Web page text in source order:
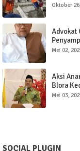
Oktober
Advokat
Mei 02,
Aksi
Blora
Mei 03,
SOCIAL PLUGIN